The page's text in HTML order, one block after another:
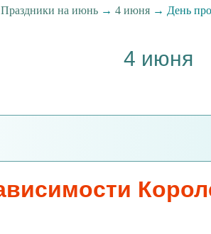
Праздники на июнь → 4 июня → День
4 июня